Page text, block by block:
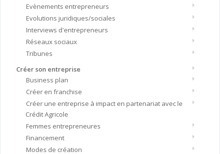
Evènements entrepreneurs
Evolutions juridiques/sociales
Interviews d'entrepreneurs
Réseaux sociaux
Tribunes
Créer son entreprise
Business plan
Créer en franchise
Créer une entreprise à impact en partenariat avec le
Crédit Agricole
Femmes entrepreneures
Financement
Modes de création